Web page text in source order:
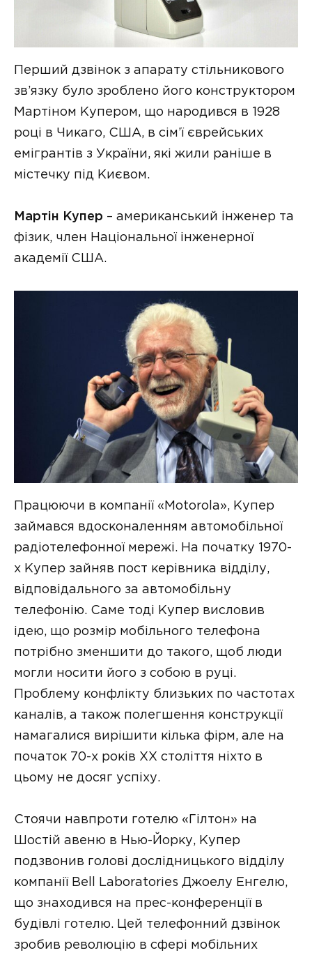
Перший дзвінок з апарату стільникового
зв’язку було зроблено його конструктором
Мартіном Купером, що народився в 1928
році в Чикаго, США, в сім’ї єврейських
емігрантів з України, які жили раніше в
містечку під Києвом.
Мартін Купер – американський інженер та
фізик, член Національної інженерної
академії США.
Працюючи в компанії «Motorola», Купер
займався вдосконаленням автомобільної
радіотелефонної мережі. На початку 1970-
х Купер зайняв пост керівника відділу,
відповідального за автомобільну
телефонію. Саме тоді Купер висловив
ідею, що розмір мобільного телефона
потрібно зменшити до такого, щоб люди
могли носити його з собою в руці.
Проблему конфлікту близьких по частотах
каналів, а також полегшення конструкції
намагалися вирішити кілька фірм, але на
початок 70-х років XX століття ніхто в
цьому не досяг успіху.
Стоячи навпроти готелю «Гілтон» на
Шостій авеню в Нью-Йорку, Купер
подзвонив голові дослідницького відділу
компанії Bell Laboratories Джоелу Енгелю,
що знаходився на прес-конференції в
будівлі готелю. Цей телефонний дзвінок
зробив революцію в сфері мобільних